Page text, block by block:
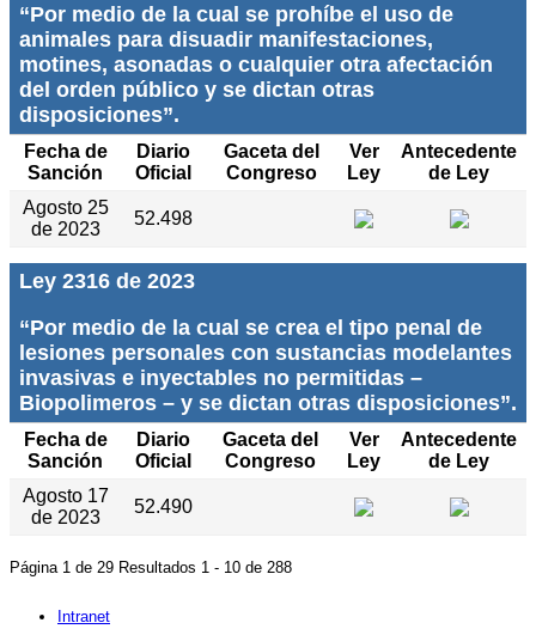
“Por medio de la cual se prohíbe el uso de
animales para disuadir manifestaciones,
motines, asonadas o cualquier otra afectación
del orden público y se dictan otras
disposiciones”.
Fecha de
Sanción
Diario
Oficial
Gaceta del
Congreso
Ver
Ley
Antecedente
de Ley
Agosto 25
de 2023
52.498
Ley 2316 de 2023
“Por medio de la cual se crea el tipo penal de
lesiones personales con sustancias modelantes
invasivas e inyectables no permitidas –
Biopolimeros – y se dictan otras disposiciones”.
Fecha de
Sanción
Diario
Oficial
Gaceta del
Congreso
Ver
Ley
Antecedente
de Ley
Agosto 17
de 2023
52.490
Página 1 de 29 Resultados 1 - 10 de 288
Intranet